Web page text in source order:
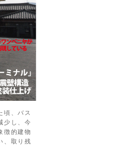
頃、バス
少し、今
徴的建物
、取り残